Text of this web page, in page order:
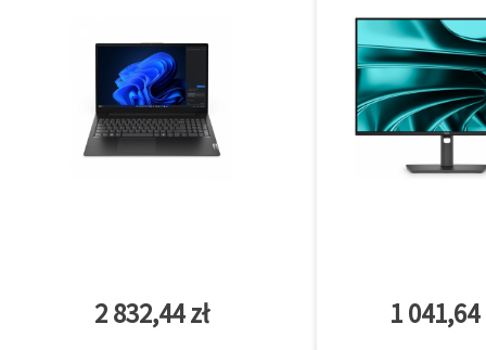
2 832,44 zł 1 041,64